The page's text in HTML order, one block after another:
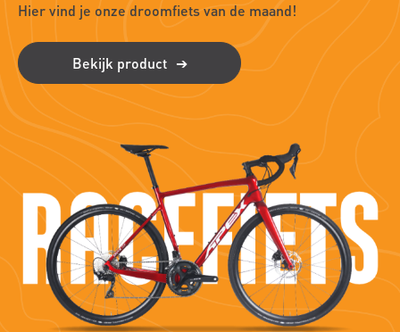
Hier vind je onze droomfiets van de maand!
Bekijk product